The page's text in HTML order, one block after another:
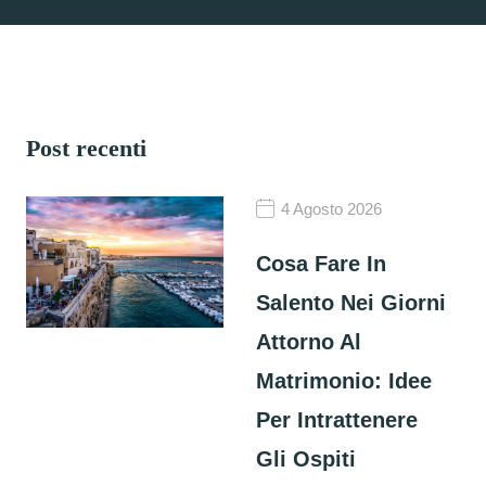
Post recenti
4 Agosto 2026
Cosa Fare In
Salento Nei Giorni
Attorno Al
Matrimonio: Idee
Per Intrattenere
Gli Ospiti